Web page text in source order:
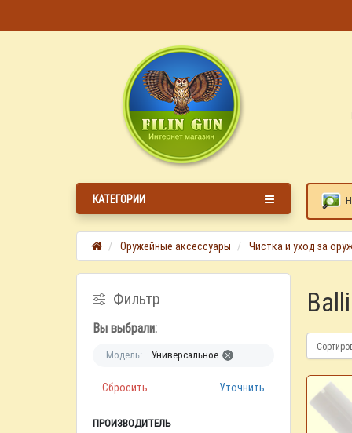
КАТЕГОРИИ
Оружейные аксессуары Чистка и уход за
Фильтр
Вы выбрали:
Модель: Универсальное
Сбросить Уточнить
ПРОИЗВОДИТЕЛЬ